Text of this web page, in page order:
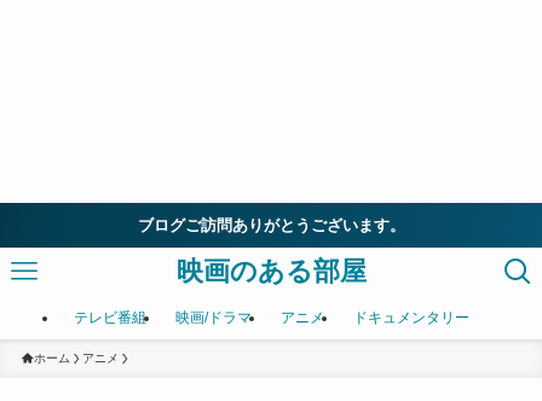
ブログご訪問ありがとうございます。
映画のある部屋
テレビ番組 映画/ドラマ アニメ ドキュメンタリー
ホーム アニメ